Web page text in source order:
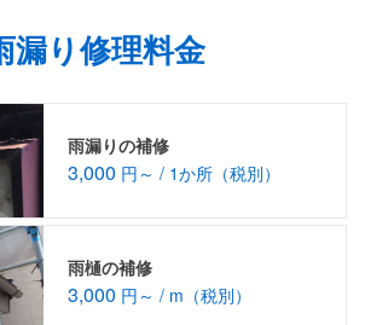
漏り修理料金
雨漏りの補修
3,000 円～ / 1か所（税別）
雨樋の補修
3,000 円～ / m（税別）